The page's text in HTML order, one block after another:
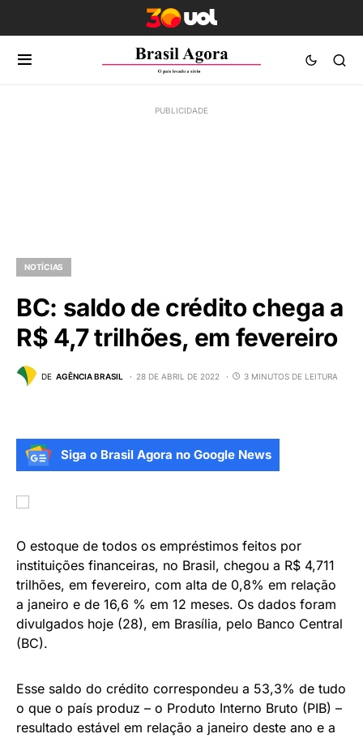
NOTÍCIAS
BC: saldo de crédito chega a
R$ 4,7 trilhões, em fevereiro
DE AGÊNCIA BRASIL 28 DE ABRIL DE 2022 3 MINUTOS DE LEITURA
Siga o Brasil Agora no Google News
O estoque de todos os empréstimos feitos por
instituições financeiras, no Brasil, chegou a R$ 4,711
trilhões, em fevereiro, com alta de 0,8% em relação
a janeiro e de 16,6 % em 12 meses. Os dados foram
divulgados hoje (28), em Brasília, pelo Banco Central
(BC).
Esse saldo do crédito correspondeu a 53,3% de tudo
o que o país produz – o Produto Interno Bruto (PIB) –
resultado estável em relação a janeiro deste ano e a